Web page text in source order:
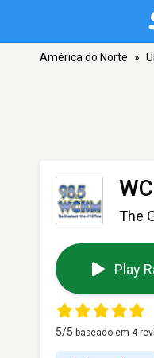
América do Norte »
The
Play
5/5 baseado em 4